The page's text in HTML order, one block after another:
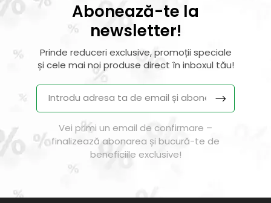
Abonează-te la
newsletter!
Prinde reduceri exclusive, promoții speciale
și cele mai noi produse direct în inboxul tău!
Vei primi un email de confirmare –
finalizează abonarea și bucură-te de
beneficiile exclusive!